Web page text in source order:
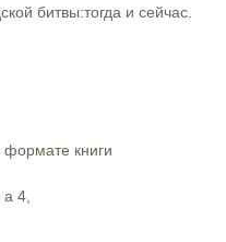
битвы:тогда и сейчас.⠀
книги⠀
4, ⠀